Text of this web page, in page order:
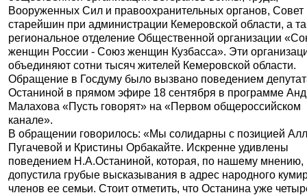
Вооруженных Сил и правоохранительных органов, Совет
старейшин при администрации Кемеровской области, а
региональное отделение Общественной организации
женщин России - Союз женщин Кузбасса». Эти
объединяют сотни тысяч жителей Кемеровской области.
Обращение в Госдуму было вызвано поведением
Останиной в прямом эфире 18 сентября в программе
Малахова «Пусть говорят» на «Первом общероссийском
канале».
В обращении говорилось: «Мы солидарны с позицией
Пугачевой и Кристины Орбакайте. Искренне удивлены
поведением Н.А.Останиной, которая, по нашему мнению,
допустила грубые высказывания в адрес народного
членов ее семьи. Стоит отметить, что Останина уже